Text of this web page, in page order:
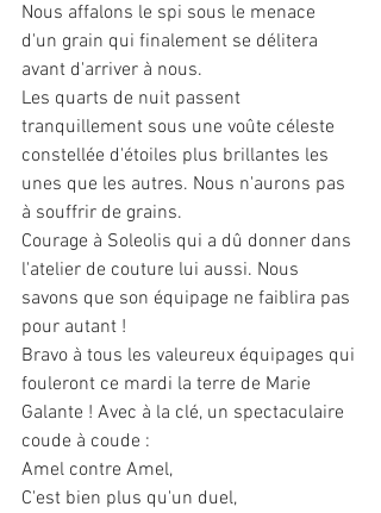
Nous affalons le spi sous le menace
d'un grain qui finalement se délitera
avant d'arriver à nous.
Les quarts de nuit passent
tranquillement sous une voûte céleste
constellée d'étoiles plus brillantes les
unes que les autres. Nous n'aurons pas
à souffrir de grains.
Courage à Soleolis qui a dû donner dans
l'atelier de couture lui aussi. Nous
savons que son équipage ne faiblira pas
pour autant !
Bravo à tous les valeureux équipages qui
fouleront ce mardi la terre de Marie
Galante ! Avec à la clé, un spectaculaire
coude à coude :
Amel contre Amel,
C'est bien plus qu'un duel,